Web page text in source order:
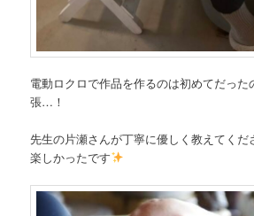
電動ロクロで作品を作るのは初めてだった
張…！
先生の片瀬さんが丁寧に優しく教えてくだ
楽しかったです